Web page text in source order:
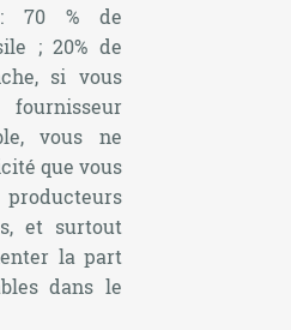
: 70 % de
; 20% de
si vous
vous ne
que vous
et surtout
la part
dans le